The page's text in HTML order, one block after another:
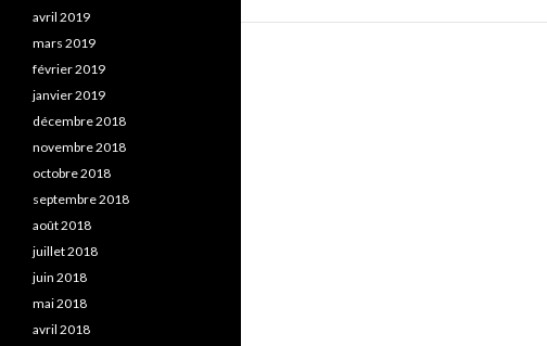
avril 2019
mars 2019
février 2019
janvier 2019
décembre 2018
novembre 2018
octobre 2018
septembre 2018
août 2018
juillet 2018
juin 2018
mai 2018
avril 2018